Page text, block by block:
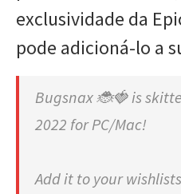
exclusividade da
pode adicioná-lo a
Bugsnax 🐞🍓 is
2022 for PC/Mac!
Add it to your